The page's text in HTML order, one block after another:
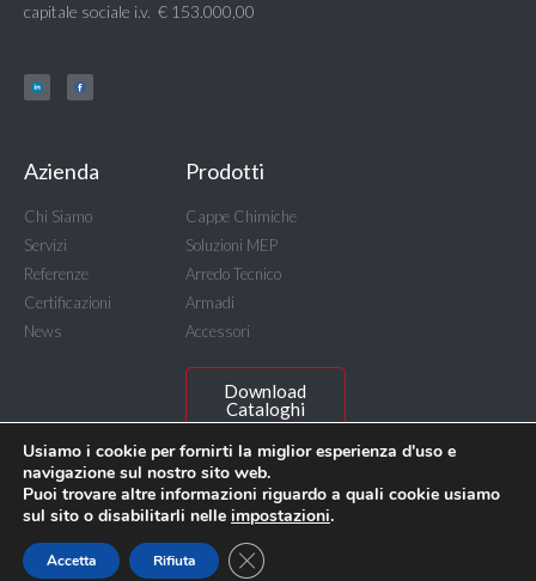
capitale sociale i.v. € 153.000,00
Azienda
Chi Siamo
Servizi
Referenze
Certificazioni
News
Prodotti
Cappe Chimiche
Soluzioni MEP
Arredo Tecnico
Armadi
Accessori
Download
Cataloghi
© BICASA Srl - C.F. e P.IVA IT00815640156
Privacy Policy
Usiamo i cookie per fornirti la miglior esperienza d'uso e
navigazione sul nostro sito web.
Puoi trovare altre informazioni riguardo a quali cookie usiamo
sul sito o disabilitarli nelle impostazioni.
Accetta Rifiuta Close GDPR Cookie Banner